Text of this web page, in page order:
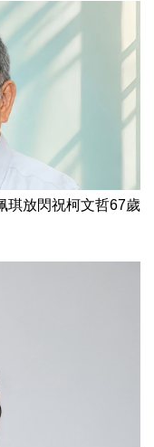
放閃祝柯文哲67歲